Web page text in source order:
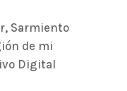
Sarmiento
de mi
Digital